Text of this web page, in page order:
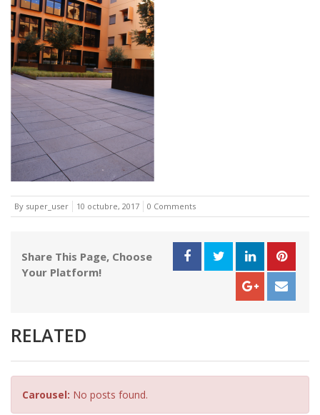
By super_user 10 octubre, 2017 0 Comments
Share This Page, Choose
Your Platform!
RELATED
Carousel: No posts found.